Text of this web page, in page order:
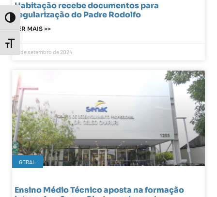
Toggle High Contrast
Toggle Font size
Habitação recebe documentos para
regularização do Padre Rodolfo
LER MAIS >>
18 de setembro de 2024
GERAL
Ensino Médio Técnico aposta na formação